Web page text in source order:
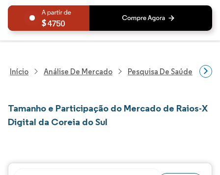
4750
Início Análise De Mercado Pesquisa De Saúde
Tamanho e Participação do Mercado de Raios-X
Digital da Coreia do Sul